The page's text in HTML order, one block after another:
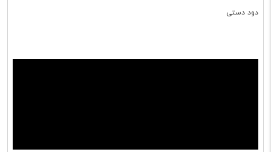
دود دستی